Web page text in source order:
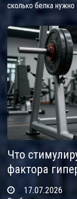
сколько белка нужно
Что
фактора
17.07.2026